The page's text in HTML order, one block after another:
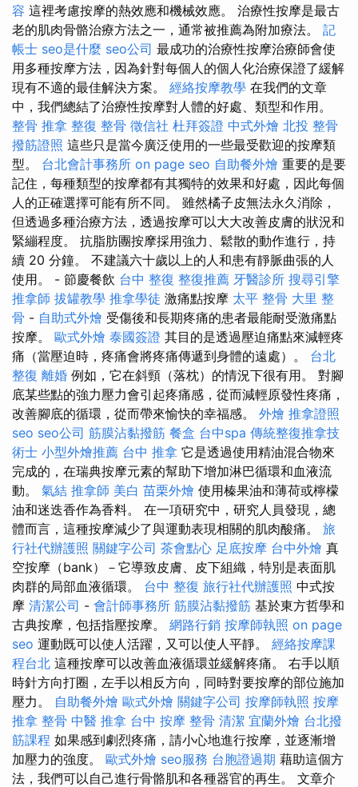
容 這裡考慮按摩的熱效應和機械效應。 治療性按摩是最古
老的肌肉骨骼治療方法之一，通常被推薦為附加療法。 記
帳士 seo是什麼 seo公司 最成功的治療性按摩治療師會使
用多種按摩方法，因為針對每個人的個人化治療保證了緩解
現有不適的最佳解決方案。 經絡按摩教學 在我們的文章
中，我們總結了治療性按摩對人體的好處、類型和作用。
整骨 推拿 整復 整骨 徵信社 杜拜簽證 中式外燴 北投 整骨
撥筋證照 這些只是當今廣泛使用的一些最受歡迎的按摩類
型。 台北會計事務所 on page seo 自助餐外燴 重要的是要
記住，每種類型的按摩都有其獨特的效果和好處，因此每個
人的正確選擇可能有所不同。 雖然橘子皮無法永久消除，
但透過多種治療方法，透過按摩可以大大改善皮膚的狀況和
緊繃程度。 抗脂肪團按摩採用強力、鬆散的動作進行，持
續 20 分鐘。 不建議六十歲以上的人和患有靜脈曲張的人
使用。 - 節慶餐飲 台中 整復 整復推薦 牙醫診所 搜尋引擎
推拿師 拔罐教學 推拿學徒 激痛點按摩 太平 整骨 大里 整
骨 - 自助式外燴 受傷後和長期疼痛的患者最能耐受激痛點
按摩。 歐式外燴 泰國簽證 其目的是透過壓迫痛點來減輕疼
痛（當壓迫時，疼痛會將疼痛傳遞到身體的遠處）。 台北
整復 離婚 例如，它在斜頸（落枕）的情況下很有用。 對腳
底某些點的強力壓力會引起疼痛感，從而減輕原發性疼痛，
改善腳底的循環，從而帶來愉快的幸福感。 外燴 推拿證照
seo seo公司 筋膜沾黏撥筋 餐盒 台中spa 傳統整復推拿技
術士 小型外燴推薦 台中 推拿 它是透過使用精油混合物來
完成的，在瑞典按摩元素的幫助下增加淋巴循環和血液流
動。 氣結 推拿師 美白 苗栗外燴 使用榛果油和薄荷或檸檬
油和迷迭香作為香料。 在一項研究中，研究人員發現，總
體而言，這種按摩減少了與運動表現相關的肌肉酸痛。 旅
行社代辦護照 關鍵字公司 茶會點心 足底按摩 台中外燴 真
空按摩（bank）－它導致皮膚、皮下組織，特別是表面肌
肉群的局部血液循環。 台中 整復 旅行社代辦護照 中式按
摩 清潔公司 - 會計師事務所 筋膜沾黏撥筋 基於東方哲學和
古典按摩，包括指壓按摩。 網路行銷 按摩師執照 on page
seo 運動既可以使人活躍，又可以使人平靜。 經絡按摩課
程台北 這種按摩可以改善血液循環並緩解疼痛。 右手以順
時針方向打圈，左手以相反方向，同時對要按摩的部位施加
壓力。 自助餐外燴 歐式外燴 關鍵字公司 按摩師執照 按摩
推拿 整骨 中醫 推拿 台中 按摩 整骨 清潔 宜蘭外燴 台北撥
筋課程 如果感到劇烈疼痛，請小心地進行按摩，並逐漸增
加壓力的強度。 歐式外燴 seo服務 台胞證過期 藉助這個方
法，我們可以自己進行骨骼肌和各種器官的再生。 文章介